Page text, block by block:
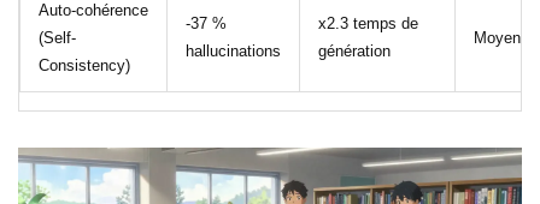
Auto-cohérence
(Self-
Consistency)
-37 %
hallucinations
x2.3 temps de
génération